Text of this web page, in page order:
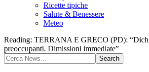
Ricette tipiche
Salute & Benessere
Meteo
Reading: TERRANA E GRECO (PD):
preoccupanti. Dimissioni immediate”